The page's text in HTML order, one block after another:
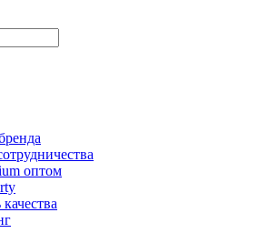
оптом